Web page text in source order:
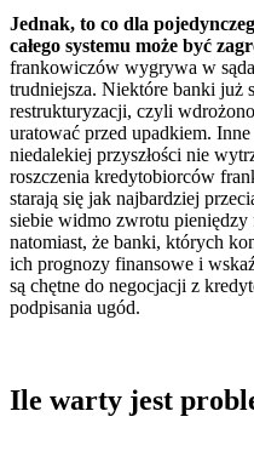
Jednak, to co dla
całego systemu może być
frankowiczów wygrywa w
trudniejsza. Niektóre banki już
restrukturyzacji, czyli
uratować przed upadkiem.
niedalekiej przyszłości nie
roszczenia kredytobiorców
starają się jak najbardziej
siebie widmo zwrotu
natomiast, że banki, których
ich prognozy finansowe i
są chętne do negocjacji z
podpisania ugód.
Ile warty jest